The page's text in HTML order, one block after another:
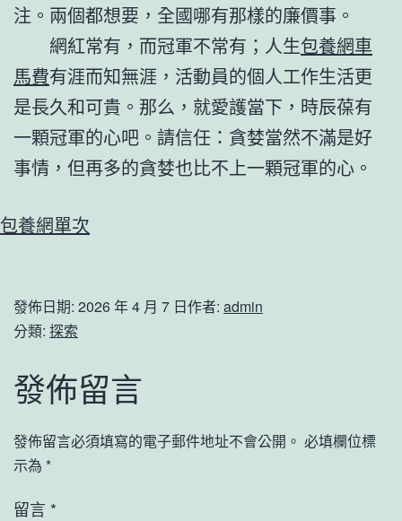
注。兩個都想要，全國哪有那樣的廉價事。
網紅常有，而冠軍不常有；人生包養網車
馬費有涯而知無涯，活動員的個人工作生活更
是長久和可貴。那么，就愛護當下，時辰葆有
一顆冠軍的心吧。請信任：貪婪當然不滿是好
事情，但再多的貪婪也比不上一顆冠軍的心。
包養網單次
發佈日期: 2026 年 4 月 7 日作者: admin
分類: 探索
發佈留言
發佈留言必須填寫的電子郵件地址不會公開。 必填欄位標
示為 *
留言 *